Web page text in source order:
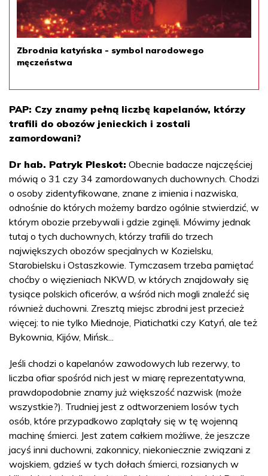
Zbrodnia katyńska - symbol narodowego
męczeństwa
PAP: Czy znamy pełną liczbę kapelanów, którzy
trafili do obozów jenieckich i zostali
zamordowani?
Dr hab. Patryk Pleskot: Obecnie badacze najczęściej
mówią o 31 czy 34 zamordowanych duchownych. Chodzi
o osoby zidentyfikowane, znane z imienia i nazwiska,
odnośnie do których możemy bardzo ogólnie stwierdzić, w
którym obozie przebywali i gdzie zginęli. Mówimy jednak
tutaj o tych duchownych, którzy trafili do trzech
największych obozów specjalnych w Kozielsku,
Starobielsku i Ostaszkowie. Tymczasem trzeba pamiętać
choćby o więzieniach NKWD, w których znajdowały się
tysiące polskich oficerów, a wśród nich mogli znaleźć się
również duchowni. Zresztą miejsc zbrodni jest przecież
więcej: to nie tylko Miednoje, Piatichatki czy Katyń, ale też
Bykownia, Kijów, Mińsk...
Jeśli chodzi o kapelanów zawodowych lub rezerwy, to
liczba ofiar spośród nich jest w miarę reprezentatywna,
prawdopodobnie znamy już większość nazwisk (może
wszystkie?). Trudniej jest z odtworzeniem losów tych
osób, które przypadkowo zaplątały się w tę wojenną
machinę śmierci. Jest zatem całkiem możliwe, że jeszcze
jacyś inni duchowni, zakonnicy, niekoniecznie związani z
wojskiem, gdzieś w tych dołach śmierci, rozsianych w